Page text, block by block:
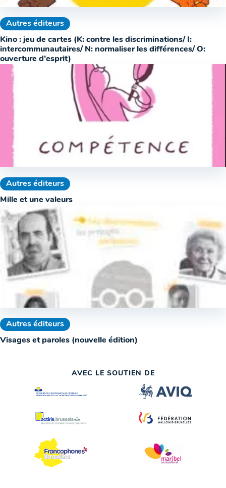
Autres éditeurs
Kino : jeu de cartes (K: contre les discriminations/ I:
intercommunautaires/ N: normaliser les différences/ O:
ouverture d’esprit)
Autres éditeurs
Mille et une valeurs
Autres éditeurs
Visages et paroles (nouvelle édition)
AVEC LE SOUTIEN DE